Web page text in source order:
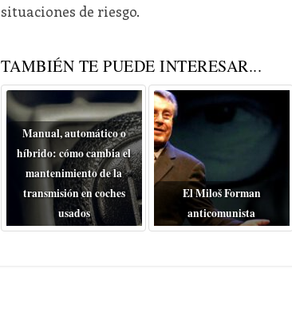
situaciones de riesgo.
TAMBIÉN TE PUEDE INTERESAR...
Manual, automático o
híbrido: cómo cambia el
mantenimiento de la
transmisión en coches
usados
El Miloš Forman
anticomunista